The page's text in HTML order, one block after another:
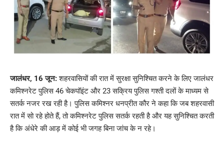
जालंधर, 16 जून:शहरवासियों की रात में सुरक्षा सुनिश्चित करने के लिए जालंधर
कमिश्नरेट पुलिस 46 चेकपॉइंट और 23 सक्रिय पुलिस गश्ती दलों के माध्यम से
सतर्क नजर रख रही है। पुलिस कमिश्नर धनप्रीत कौर ने कहा कि जब शहरवासी
रात में सो रहे होते हैं, तो कमिश्नरेट पुलिस सतर्क रहती है और यह सुनिश्चित करती
है कि अंधेरे की आड़ में कोई भी जगह बिना जांच के न रहे।